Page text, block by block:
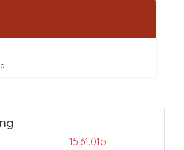
15.61.01b